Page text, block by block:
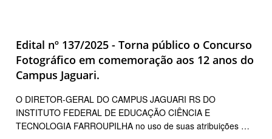
Edital nº 137/2025 - Torna público o Concurso
Fotográfico em comemoração aos 12 anos do
Campus Jaguari.
O DIRETOR-GERAL DO CAMPUS JAGUARI RS DO
INSTITUTO FEDERAL DE EDUCAÇÃO CIÊNCIA E
TECNOLOGIA FARROUPILHA no uso de suas atribuições …